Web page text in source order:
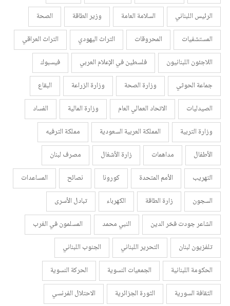
الرئيس اللبناني
السلامة العامة وزير الطاقة
الصحة
المستشفيات
المحروقات التراث اليهودي
التراث العراقي
اللاجئون اللبنانيون
فلسطين في الإعلام العربي
فيسبوك
جماعة الحوثي
وزارة الصحة وزارة الزراعة
البقاع
الصيدليات
الاتحاد العمالي العام وزارة المالية
الفساد
وزارة التربية
المملكة العربية السعودية
مملكة الترفيه
الأطفال
مداهمات زارة الأشغال
مصرف لبنان
التهريب
الأمم المتحدة كورونا نصائح
المساعدات
السجون
زارة الطاقة الكهرباء
تبادل الأسرى
الشاعر جودت فخر الدين
النبي محمد
المسلمون في الغرب
تلفزيون لبنان
التحرير اللبناني
الجنوب اللبناني
الحكومة اللبنانية
الجمعيات النسوية
الحركة النسوية
الثقافة السورية
الثورة الجزائرية
الاحتلال الفرنسي